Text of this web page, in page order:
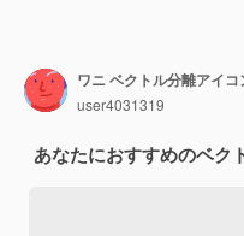
ワニ ベクトル分離アイ
user4031319
あなたにおすすめのベク